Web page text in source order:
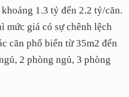
1.3 tỷ đến 2.2 tỷ/căn.
mức giá có sự chênh lệch
căn phổ biến từ 35m2 đến
2 phòng ngủ, 3 phòng